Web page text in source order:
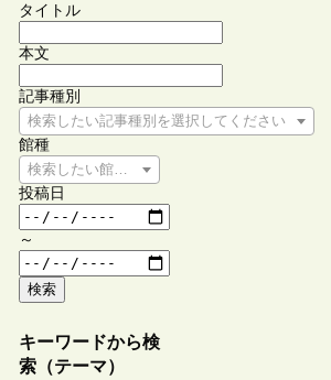
タイトル
本文
記事種別
検索したい記事種別を選択してください
館種
検索したい館種を選択してください
投稿日
～
検索
キーワードから検
索（テーマ）